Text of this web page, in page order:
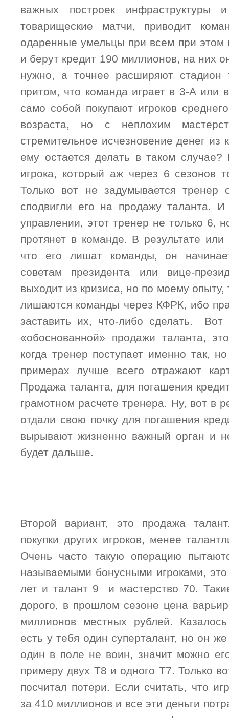
важных построек инфраструктуры
товарищеские матчи, приводит
одаренные умельцы при всем при этом
и берут кредит 190 миллионов, на них
нужно, а точнее расширяют стадион
притом, что команда играет в 3-А или
само собой покупают игроков
возраста, но с неплохим
стремительное исчезновение денег
ему остается делать в таком
игрока, который аж через 6 сезонов
Только вот не задумывается тренер
сподвигли его на продажу таланта.
управлении, этот тренер не только 6,
протянет в команде. В результате
что его лишат команды, он
советам президента или вице-
выходит из кризиса, но по моему опыту,
лишаются команды через КФРК, ибо
заставить их, что-либо сделать.
«обоснованной» продажи таланта,
когда тренер поступает именно так,
примерах лучше всего отражают
Продажа таланта, для погашения
грамотном расчете тренера. Ну, вот в
отдали свою почку для погашения
вырывают жизненно важный орган и
будет дальше.
Второй вариант, это продажа
покупки других игроков, менее
Очень часто такую операцию
называемыми бонусными игроками,
лет и талант 9 и мастерство 70.
дорого, в прошлом сезоне цена
миллионов местных рублей.
есть у тебя один суперталант, но он
один в поле не воин, значит можно
примеру двух Т8 и одного Т7. Только
посчитал потери. Если считать, что
за 410 миллионов и все эти деньги